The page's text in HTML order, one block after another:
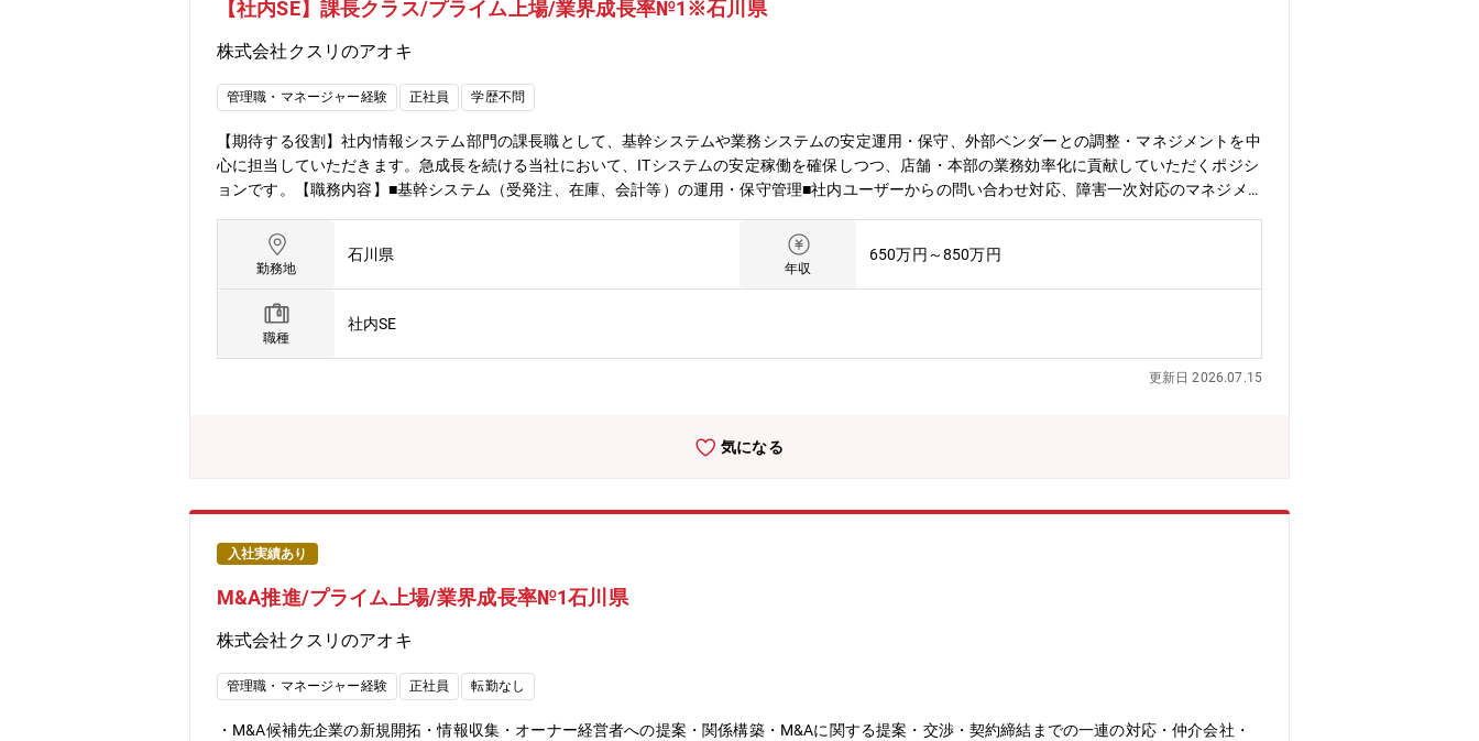
【社内SE】課長クラス/プライム上場/業界成長率№1※石川県
株式会社クスリのアオキ
管理職・マネージャー経験 正社員 学歴不問
【期待する役割】社内情報システム部門の課長職として、基幹システムや業務システムの安定運用・保守、外部ベンダーとの調整・マネジメントを中
心に担当していただきます。急成長を続ける当社において、ITシステムの安定稼働を確保しつつ、店舗・本部の業務効率化に貢献していただくポジシ
ョンです。【職務内容】■基幹システム（受発注、在庫、会計等）の運用・保守管理■社内ユーザーからの問い合わせ対応、障害一次対応のマネジメ
化推進■セキュリティ対策の立案・実行■ネットワーク・サーバ（オンプレ、クラウド）の構築・運用■ ヘルプデスク・トラブルシューティング（二次
対応）■チームメンバーのマネジメント（教育・評価含む）【当社の魅力】■事業拡大期のため様々な職務とポストがございます。■成果に応じた納得
感のある公正な評価制度を採用。■働きやすさとやりがい、その両立を実現できる働き方をご用意。3つの総合職区分から自分に最適な働き方を選択
できます。総合職区分は毎年変更の申請が可能なためその時々のライフスタイルに合った働き方が可能。
勤務地
石川県
年収
650万円～850万円
職種
社内SE
更新日 2026.07.15
気になる
入社実績あり
M&A推進/プライム上場/業界成長率№1石川県
株式会社クスリのアオキ
管理職・マネージャー経験 正社員 転勤なし
・M&A候補先企業の新規開拓・情報収集・オーナー経営者への提案・関係構築・M&Aに関する提案・交渉・契約締結までの一連の対応・仲介会社・